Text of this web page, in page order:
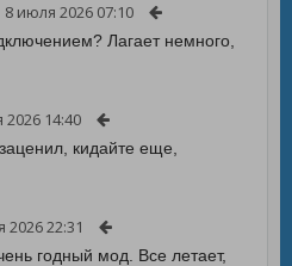
8 июля 2026 07:10
Лагает немного,
2026 14:40
кидайте еще,
2026 22:31
годный мод. Все летает,